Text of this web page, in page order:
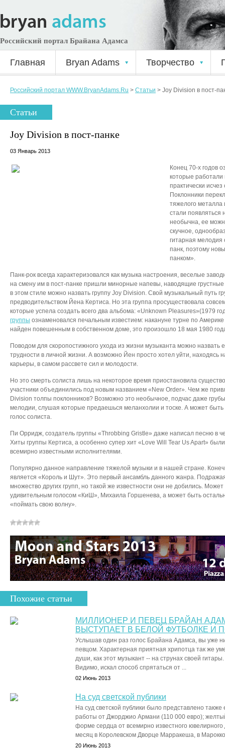
Российский портал Брайана Адамса
Главная Bryan Adams Творчество
Российский портал WWW.BryanAdams.Ru > Статьи > Joy Division в пост-
Статьи
Joy Division в пост-панке
03 Январь 2013
Конец 70-х годов
которые работали
практически
Поклонники
тяжелого
стали появляться
необычна, ее
скучное,
гитарная
панк, поэтому
панком».
Панк-рок всегда характеризовался как музыка настроения, веселые
на смену им в пост-панке пришли минорные напевы, наводящие
в этом стиле можно назвать группу Joy Division. Свой музыкальный путь
предводительством Йена Кертиса. Но эта группа просуществовала
которые успела создать всего два альбома: «Unknown Pleasures»(1979
группы ознаменовался печальным известием: накануне турне по
найден повешенным в собственном доме, это произошло 18 мая 1980
Поводом для скоропостижного ухода из жизни музыканта можно
трудности в личной жизни. А возможно Йен просто хотел уйти, находясь
карьеры, в самом рассвете сил и молодости.
Но это смерть солиста лишь на некоторое время приостановила
участники объединились под новым названием «New Order». Чем же
Division толпы поклонников? Возможно это необычное, подчас даже
мелодии, слушая которые предаешься меланхолии и тоске. А может
голос солиста.
Пи Орридж, создатель группы «Throbbing Gristle» даже написал песню в
Хиты группы Кертиса, а особенно супер хит «Love Will Tear Us Apart»
всемирно известными исполнителями.
Популярно данное направление тяжелой музыки и в нашей стране.
является «Король и Шут». Это первый ансамбль данного жанра.
множество других групп, но такой же известности они не добились.
удивительным голосом «КиШ», Михаила Горшенева, а может быть
«поймать свою волну».
Похожие статьи
МИЛЛИОНЕР И ПЕВЕЦ БРАЙАН
ВЫСТУПАЕТ В БЕЛОЙ ФУТБОЛКЕ И
Услышав один раз голос Брайана Адамса, вы уже
певцом. Характерная приятная хрипотца так же
души, как этот музыкант -- на струнах своей
Видимо, искал способ спрятаться от ...
02 Июнь 2013
На суд светской публики
На суд светской публики было представлено
работы от Джорджио Армани (110 000 евро);
форме сердца от всемирно известного
месяц в Королевском Дворце Марракеша, в
20 Июнь 2013